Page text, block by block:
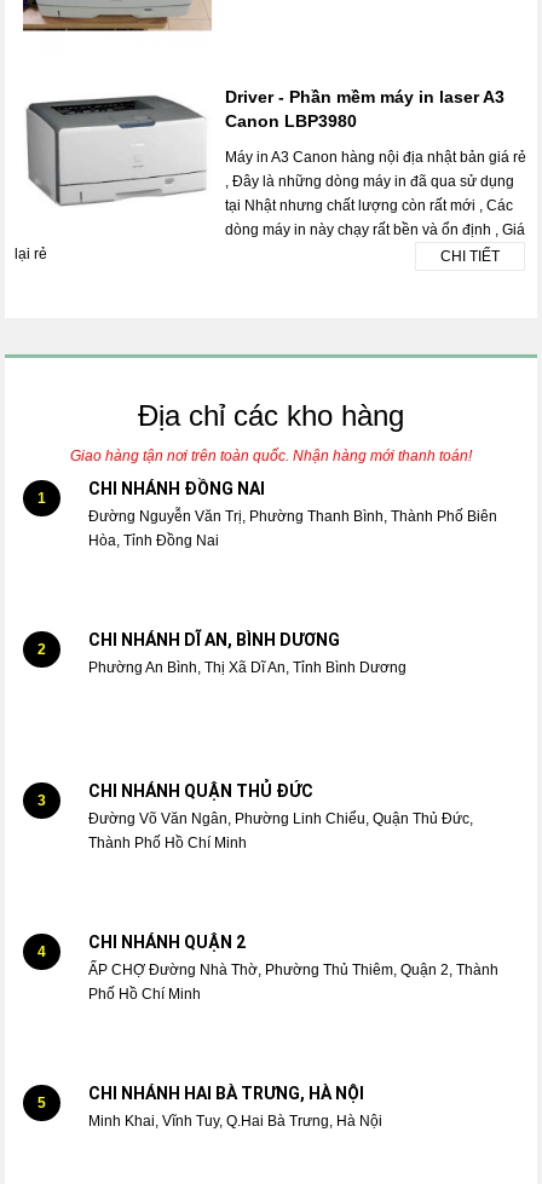
Driver - Phần mềm máy in laser A3
Canon LBP3980
Máy in A3 Canon hàng nội địa nhật bản giá rẻ
, Đây là những dòng máy in đã qua sử dụng
tại Nhật nhưng chất lượng còn rất mới , Các
dòng máy in này chạy rất bền và ổn định , Giá
lại rẻ
CHI TIẾT
Địa chỉ các kho hàng
Giao hàng tận nơi trên toàn quốc. Nhận hàng mới thanh toán!
1 CHI NHÁNH ĐỒNG NAI
Đường Nguyễn Văn Trị, Phường Thanh Bình, Thành Phố Biên
Hòa, Tỉnh Đồng Nai
2 CHI NHÁNH DĨ AN, BÌNH DƯƠNG
Phường An Bình, Thị Xã Dĩ An, Tỉnh Bình Dương
3 CHI NHÁNH QUẬN THỦ ĐỨC
Đường Võ Văn Ngân, Phường Linh Chiểu, Quận Thủ Đức,
Thành Phố Hồ Chí Minh
4 CHI NHÁNH QUẬN 2
ẤP CHỢ Đường Nhà Thờ, Phường Thủ Thiêm, Quận 2, Thành
Phố Hồ Chí Minh
5 CHI NHÁNH HAI BÀ TRƯNG, HÀ NỘI
Minh Khai, Vĩnh Tuy, Q.Hai Bà Trưng, Hà Nội